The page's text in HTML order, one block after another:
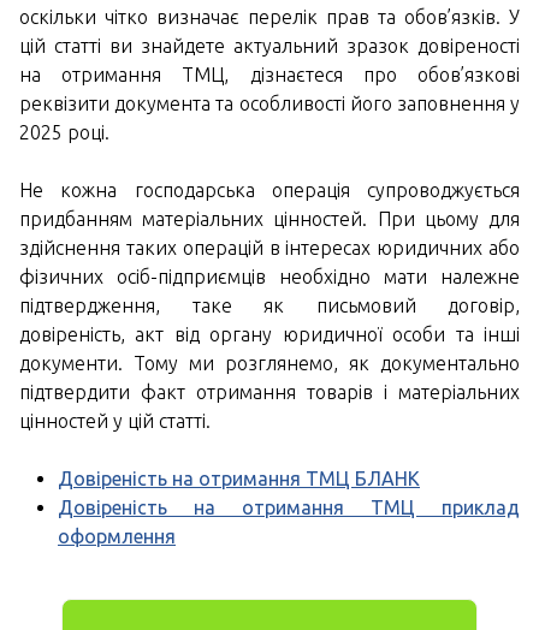
оскільки чітко визначає перелік прав та обов’язків. У
цій статті ви знайдете актуальний зразок довіреності
на отримання ТМЦ, дізнаєтеся про обов’язкові
реквізити документа та особливості його заповнення у
2025 році.
Не кожна господарська операція супроводжується
придбанням матеріальних цінностей. При цьому для
здійснення таких операцій в інтересах юридичних або
фізичних осіб-підприємців необхідно мати належне
підтвердження, таке як письмовий договір,
довіреність, акт від органу юридичної особи та інші
документи. Тому ми розглянемо, як документально
підтвердити факт отримання товарів і матеріальних
цінностей у цій статті.
Довіреність на отримання ТМЦ БЛАНК
Довіреність на отримання ТМЦ приклад
оформлення